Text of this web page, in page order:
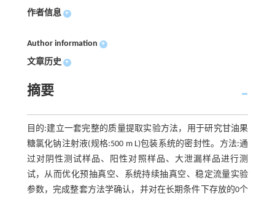
作者信息 +
Author information +
文章历史 +
摘要
目的:建立一套完整的质量提取实验方法，用于研究甘油果
糖氯化钠注射液(规格:500 m L)包装系统的密封性。方法:通
过对阴性测试样品、阳性对照样品、大泄漏样品进行测
试，从而优化预抽真空、系统持续抽真空、稳定流量实验
参数，完成整套方法学确认，并对在长期条件下存放的0个